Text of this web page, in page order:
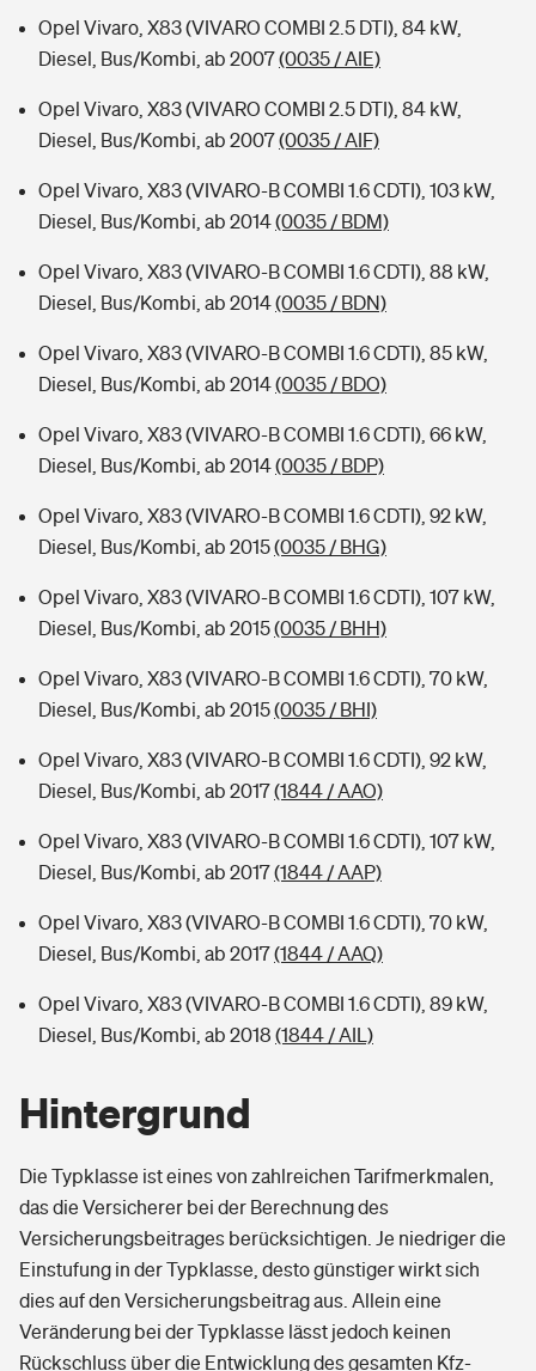
Opel Vivaro, X83 (VIVARO COMBI 2.5 DTI), 84 kW,
Diesel, Bus/Kombi, ab 2007(0035 / AIE)
Opel Vivaro, X83 (VIVARO COMBI 2.5 DTI), 84 kW,
Diesel, Bus/Kombi, ab 2007(0035 / AIF)
Opel Vivaro, X83 (VIVARO-B COMBI 1.6 CDTI), 103 kW,
Diesel, Bus/Kombi, ab 2014(0035 / BDM)
Opel Vivaro, X83 (VIVARO-B COMBI 1.6 CDTI), 88 kW,
Diesel, Bus/Kombi, ab 2014(0035 / BDN)
Opel Vivaro, X83 (VIVARO-B COMBI 1.6 CDTI), 85 kW,
Diesel, Bus/Kombi, ab 2014(0035 / BDO)
Opel Vivaro, X83 (VIVARO-B COMBI 1.6 CDTI), 66 kW,
Diesel, Bus/Kombi, ab 2014(0035 / BDP)
Opel Vivaro, X83 (VIVARO-B COMBI 1.6 CDTI), 92 kW,
Diesel, Bus/Kombi, ab 2015(0035 / BHG)
Opel Vivaro, X83 (VIVARO-B COMBI 1.6 CDTI), 107 kW,
Diesel, Bus/Kombi, ab 2015(0035 / BHH)
Opel Vivaro, X83 (VIVARO-B COMBI 1.6 CDTI), 70 kW,
Diesel, Bus/Kombi, ab 2015(0035 / BHI)
Opel Vivaro, X83 (VIVARO-B COMBI 1.6 CDTI), 92 kW,
Diesel, Bus/Kombi, ab 2017(1844 / AAO)
Opel Vivaro, X83 (VIVARO-B COMBI 1.6 CDTI), 107 kW,
Diesel, Bus/Kombi, ab 2017(1844 / AAP)
Opel Vivaro, X83 (VIVARO-B COMBI 1.6 CDTI), 70 kW,
Diesel, Bus/Kombi, ab 2017(1844 / AAQ)
Opel Vivaro, X83 (VIVARO-B COMBI 1.6 CDTI), 89 kW,
Diesel, Bus/Kombi, ab 2018 (1844 / AIL)
Hintergrund
Die Typklasse ist eines von zahlreichen Tarifmerkmalen,
das die Versicherer bei der Berechnung des
Versicherungsbeitrages berücksichtigen. Je niedriger die
Einstufung in der Typklasse, desto günstiger wirkt sich
dies auf den Versicherungsbeitrag aus. Allein eine
Veränderung bei der Typklasse lässt jedoch keinen
Rückschluss über die Entwicklung des gesamten Kfz-